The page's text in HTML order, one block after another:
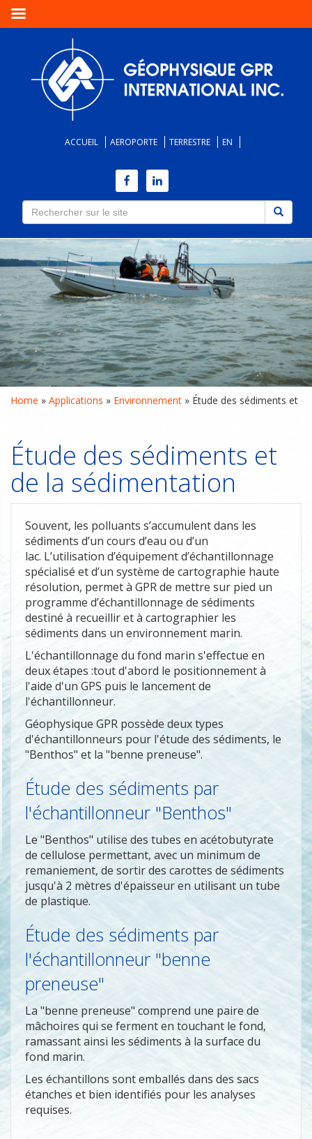
ACCUEIL AEROPORTE TERRESTRE EN
Home » Applications » Environnement » Étude des sédiments et
Étude des sédiments et
de la sédimentation
Souvent, les polluants s’accumulent dans les
sédiments d’un cours d’eau ou d’un
lac. L’utilisation d’équipement d’échantillonnage
spécialisé et d’un système de cartographie haute
résolution, permet à GPR de mettre sur pied un
programme d’échantillonnage de sédiments
destiné à recueillir et à cartographier les
sédiments dans un environnement marin.
L'échantillonnage du fond marin s'effectue en
deux étapes :tout d'abord le positionnement à
l'aide d'un GPS puis le lancement de
l'échantillonneur.
Géophysique GPR possède deux types
d'échantillonneurs pour l'étude des sédiments, le
"Benthos" et la "benne preneuse".
Étude des sédiments par
l'échantillonneur "Benthos"
Le "Benthos" utilise des tubes en acétobutyrate
de cellulose permettant, avec un minimum de
remaniement, de sortir des carottes de sédiments
jusqu'à 2 mètres d'épaisseur en utilisant un tube
de plastique.
Étude des sédiments par
l'échantillonneur "benne
preneuse"
La "benne preneuse" comprend une paire de
mâchoires qui se ferment en touchant le fond,
ramassant ainsi les sédiments à la surface du
fond marin.
Les échantillons sont emballés dans des sacs
étanches et bien identifiés pour les analyses
requises.